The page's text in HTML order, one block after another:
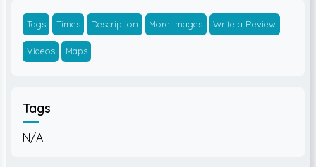
Tags Times Description More Images Write a Review
Videos Maps
Tags
N/A